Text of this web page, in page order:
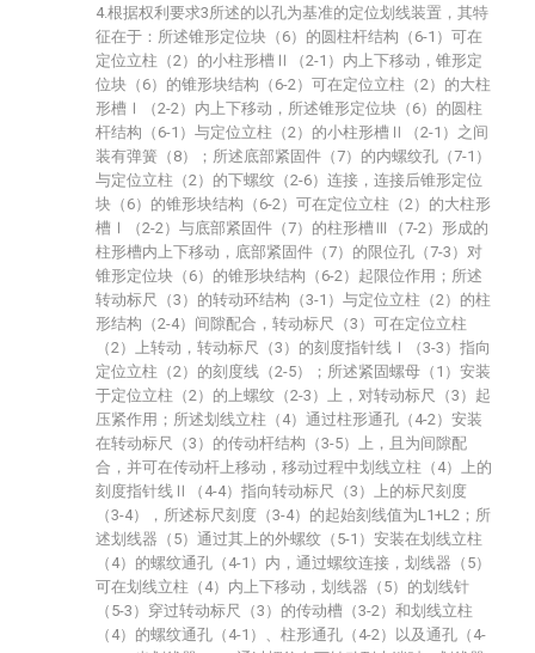
4.根据权利要求3所述的以孔为基准的定位划线装置，其特
征在于：所述锥形定位块（6）的圆柱杆结构（6-1）可在
定位立柱（2）的小柱形槽Ⅱ（2-1）内上下移动，锥形定
位块（6）的锥形块结构（6-2）可在定位立柱（2）的大柱
形槽Ⅰ（2-2）内上下移动，所述锥形定位块（6）的圆柱
杆结构（6-1）与定位立柱（2）的小柱形槽Ⅱ（2-1）之间
装有弹簧（8）；所述底部紧固件（7）的内螺纹孔（7-1）
与定位立柱（2）的下螺纹（2-6）连接，连接后锥形定位
块（6）的锥形块结构（6-2）可在定位立柱（2）的大柱形
槽Ⅰ（2-2）与底部紧固件（7）的柱形槽Ⅲ（7-2）形成的
柱形槽内上下移动，底部紧固件（7）的限位孔（7-3）对
锥形定位块（6）的锥形块结构（6-2）起限位作用；所述
转动标尺（3）的转动环结构（3-1）与定位立柱（2）的柱
形结构（2-4）间隙配合，转动标尺（3）可在定位立柱
（2）上转动，转动标尺（3）的刻度指针线Ⅰ（3-3）指向
定位立柱（2）的刻度线（2-5）；所述紧固螺母（1）安装
于定位立柱（2）的上螺纹（2-3）上，对转动标尺（3）起
压紧作用；所述划线立柱（4）通过柱形通孔（4-2）安装
在转动标尺（3）的传动杆结构（3-5）上，且为间隙配
合，并可在传动杆上移动，移动过程中划线立柱（4）上的
刻度指针线Ⅱ（4-4）指向转动标尺（3）上的标尺刻度
（3-4），所述标尺刻度（3-4）的起始刻线值为L1+L2；所
述划线器（5）通过其上的外螺纹（5-1）安装在划线立柱
（4）的螺纹通孔（4-1）内，通过螺纹连接，划线器（5）
可在划线立柱（4）内上下移动，划线器（5）的划线针
（5-3）穿过转动标尺（3）的传动槽（3-2）和划线立柱
（4）的螺纹通孔（4-1）、柱形通孔（4-2）以及通孔（4-